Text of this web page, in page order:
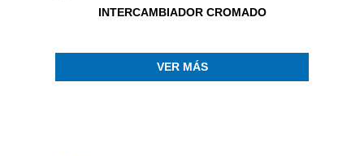
INTERCAMBIADOR CROMADO
VER MÁS